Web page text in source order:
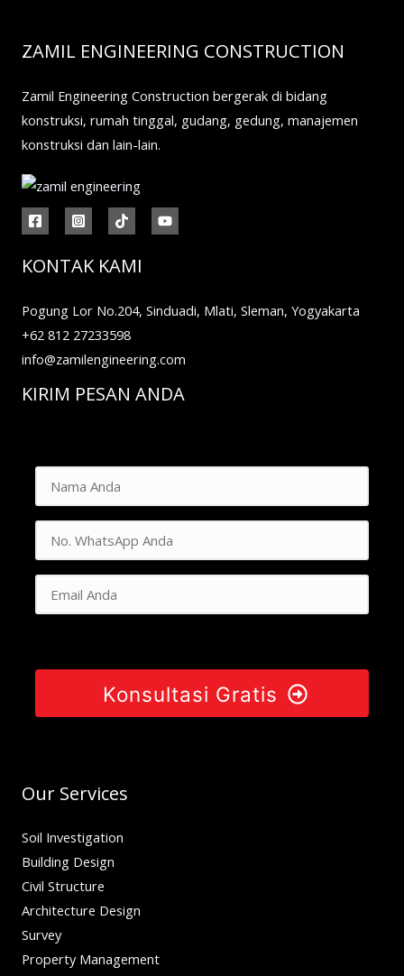
ZAMIL ENGINEERING CONSTRUCTION
Zamil Engineering Construction bergerak di bidang
konstruksi, rumah tinggal, gudang, gedung, manajemen
konstruksi dan lain-lain.
KONTAK KAMI
Pogung Lor No.204, Sinduadi, Mlati, Sleman, Yogyakarta
+62 812 27233598
info@zamilengineering.com
KIRIM PESAN ANDA
Konsultasi Gratis
Our Services
Soil Investigation
Building Design
Civil Structure
Architecture Design
Survey
Property Management